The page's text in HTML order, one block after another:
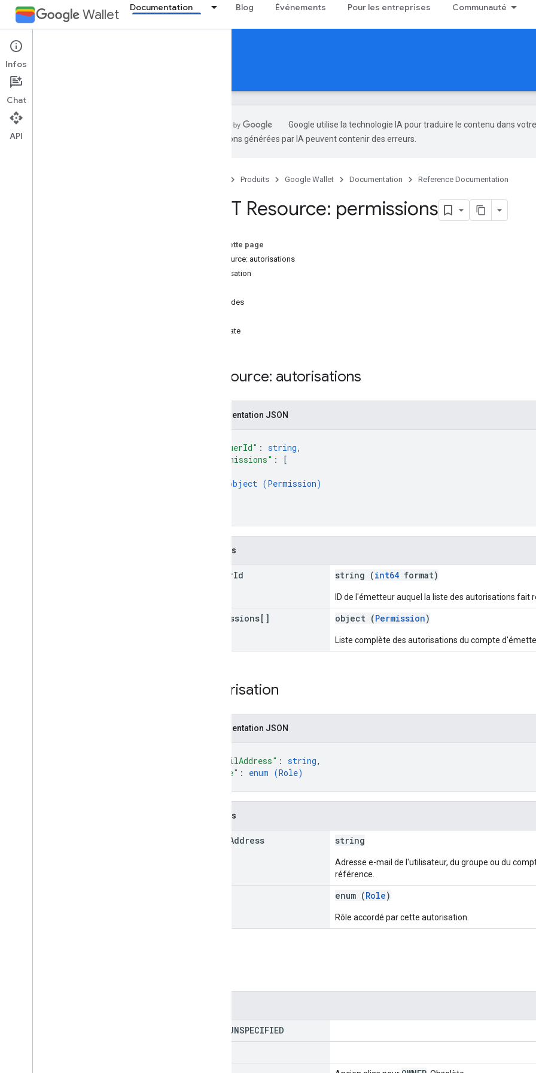
Wallet Documentation Blog Événements Pour les entreprises Communauté
Reference Documentation
REST
Google utilise la technologie IA pour traduire le contenu dans
traductions générées par IA peuvent contenir des erreurs.
Produits Google Wallet Documentation Reference Documentation
REST Resource: permissions
Sur cette page
Ressource: autorisations
Autorisation
Méthodes
update
Ressource: autorisations
Représentation JSON
"issuerId" : string,
"permissions" :
[
object (Permission)
Champs
issuerId string (int64 format)
ID de l'émetteur auquel la liste des autorisations fait
permissions[] object (Permission)
Liste complète des autorisations du compte
Autorisation
Représentation JSON
"emailAddress" : string,
"role" : enum (Role)
Champs
Address string
Adresse e-mail de l'utilisateur, du groupe ou du
référence.
enum (Role)
Rôle accordé par cette autorisation.
UNSPECIFIED
Infos
Chat
API